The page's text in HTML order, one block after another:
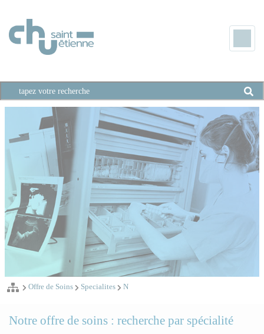
Offre de Soins Specialites N
Notre offre de soins : recherche par spécialité